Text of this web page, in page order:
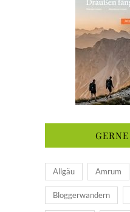
Allgäu Amrum
Bloggerwandern